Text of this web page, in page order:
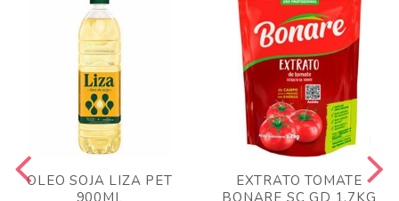
OLEO SOJA LIZA PET
900ML
EXTRATO TOMATE
BONARE SC GD 1,7KG